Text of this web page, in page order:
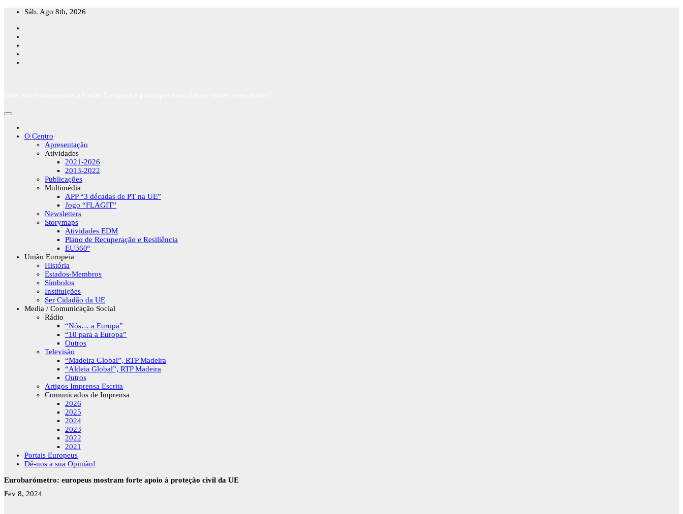
Skip
content
Sáb. Ago 8th, 2026
O Centro
Apresentação
Atividades
2021-2026
2013-2022
Publicações
Multimédia
APP “3 décadas de PT na UE”
Jogo “FLAGIT”
Newsletters
Storymaps
Atividades EDM
Plano de Recuperação e Resiliência
EU360º
União Europeia
História
Estados-Membros
Símbolos
Instituições
Ser Cidadão da UE
Media / Comunicação Social
Rádio
“Nós… a Europa”
“10 para a Europa”
Outros
Televisão
“Madeira Global”, RTP Madeira
“Aldeia Global”, RTP Madeira
Outros
Artigos Imprensa Escrita
Comunicados de Imprensa
2026
2025
2024
2023
2022
2021
Portais Europeus
Dê-nos a sua Opinião!
Eurobarómetro: europeus mostram forte apoio à proteção civil da UE
Fev 8, 2024